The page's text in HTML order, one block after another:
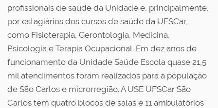
profissionais de saúde da Unidade e, principalmente,
por estagiários dos cursos de saúde da UFSCar,
como Fisioterapia, Gerontologia, Medicina,
Psicologia e Terapia Ocupacional. Em dez anos de
funcionamento da Unidade Saúde Escola quase 21,5
mil atendimentos foram realizados para a população
de São Carlos e microrregião. A USE UFSCar São
Carlos tem quatro blocos de salas e 11 ambulatórios